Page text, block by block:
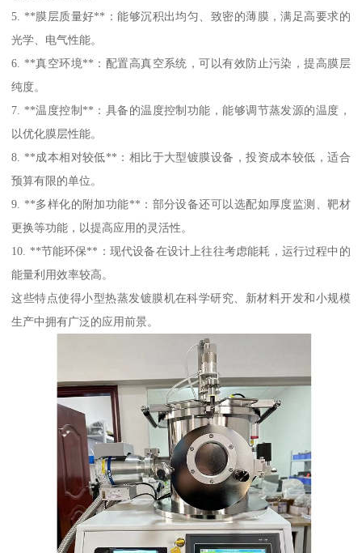
5. **膜层质量好**：能够沉积出均匀、致密的薄膜，满足高要求的
光学、电气性能。
6. **真空环境**：配置高真空系统，可以有效防止污染，提高膜层
纯度。
7. **温度控制**：具备的温度控制功能，能够调节蒸发源的温度，
以优化膜层性能。
8. **成本相对较低**：相比于大型镀膜设备，投资成本较低，适合
预算有限的单位。
9. **多样化的附加功能**：部分设备还可以选配如厚度监测、靶材
更换等功能，以提高应用的灵活性。
10. **节能环保**：现代设备在设计上往往考虑能耗，运行过程中的
能量利用效率较高。
这些特点使得小型热蒸发镀膜机在科学研究、新材料开发和小规模
生产中拥有广泛的应用前景。